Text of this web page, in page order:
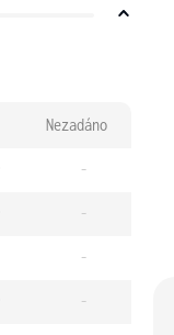
Nezadáno
-
-
-
-